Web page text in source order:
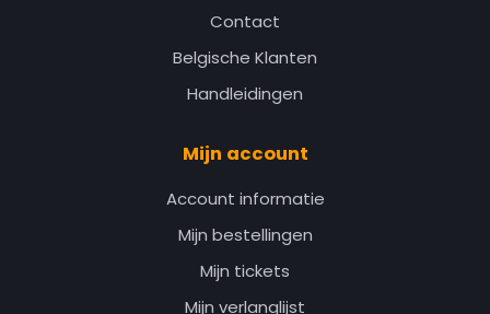
Contact
Belgische Klanten
Handleidingen
Mijn account
Account informatie
Mijn bestellingen
Mijn tickets
Mijn verlanglijst